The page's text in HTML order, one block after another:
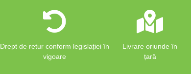
Drept de retur conform legislației în
vigoare
Livrare oriunde în
țară